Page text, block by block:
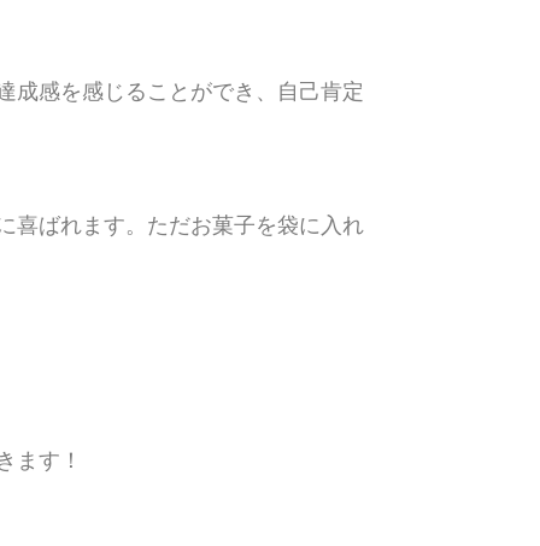
感を感じることができ、自己肯定
ばれます。ただお菓子を袋に入れ
す！